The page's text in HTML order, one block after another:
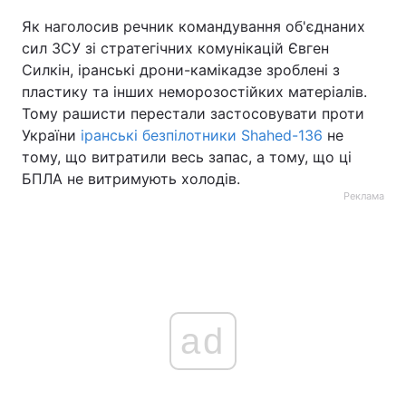
Як наголосив речник командування об'єднаних
сил ЗСУ зі стратегічних комунікацій Євген
Силкін, іранські дрони-камікадзе зроблені з
пластику та інших неморозостійких матеріалів.
Тому рашисти перестали застосовувати проти
України іранські безпілотники Shahed-136 не
тому, що витратили весь запас, а тому, що ці
БПЛА не витримують холодів.
Реклама
ad